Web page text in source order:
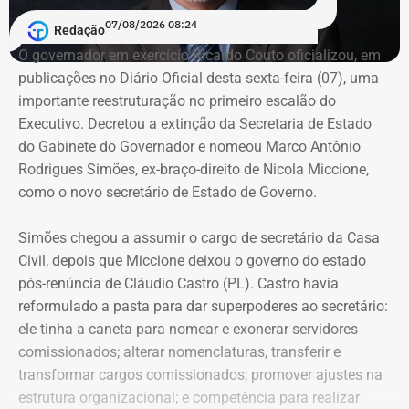
A partir da revelação dos abusos, o MPRJ aditou a
denúncia para incluir as acusações de estupro de
vulnerável, fornecimento de material pornográfico a
criança para fins libidinosos e instigação ao suicídio.
Com a decisão, o Conselho de Sentença reconheceu
integralmente a responsabilidade do ex-padre pelos
crimes apontados pelo MPRJ.
magistrada determinou que o arcebispo de Niterói seja
comunicado da sentença.
Com informações do colunista Ancelmo Gois, do Jornal
“O Globo”.
Couto extingue Gabinete do Governador
As baixas de peso não pararam por aí. Couto oficializou,
da Secretaria de Estado do Gabinete do Governador. Na
agora extinta pasta, o governador em exercício do Rio
promoveu uma dupla baixa no escalão de liderança com
a exoneração dos subsecretários adjuntos Mariana
Pisani Mata (Planejamento e Inovação) — ex-secretária
interina da pasta de Energia — e Paulo Roberto de Oliveira
Senise (Gestão e Desenvolvimento Territorial), nome de
forte circulação no setor do turismo.
Redação07/08/2026 08:24
O governador em exercício Ricardo Couto oficializou, em
publicações no Diário Oficial desta sexta-feira (07), uma
importante reestruturação no primeiro escalão do
Executivo. Decretou a extinção da Secretaria de Estado
do Gabinete do Governador e nomeou Marco Antônio
Rodrigues Simões, ex-braço-direito de Nicola Miccione,
como o novo secretário de Estado de Governo.
Simões chegou a assumir o cargo de secretário da Casa
Civil, depois que Miccione deixou o governo do estado
pós-renúncia de Cláudio Castro (PL). Castro havia
reformulado a pasta para dar superpoderes ao secretário:
ele tinha a caneta para nomear e exonerar servidores
comissionados; alterar nomenclaturas, transferir e
transformar cargos comissionados; promover ajustes na
estrutura organizacional; e competência para realizar